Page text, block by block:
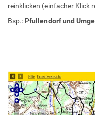
reinklicken (einfacher Klick
Bsp.: Pfullendorf und